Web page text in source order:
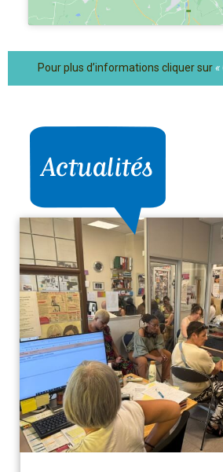
Pour plus d’informations cliquer sur«